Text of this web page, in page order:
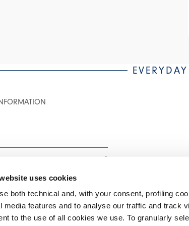
uses cookies
both technical and, with your consent, profiling
media features and to analyse our traffic and track
to the use of all cookies we use. To granularly
de confidentialité dans son intégralité.